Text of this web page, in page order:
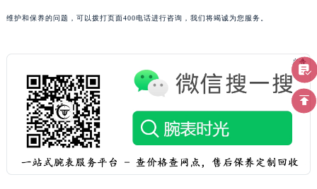
维护和保养的问题，可以拨打页面400电话进行咨询，我们将竭诚为您服务。